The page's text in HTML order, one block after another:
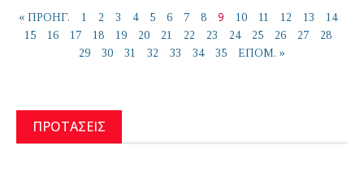
« ΠΡΟΗΓ. 1 2 3 4 5 6 7 8 9 10 11 12 13
14
15
16 17 18 19 20 21 22 23 24 25 26 27
28
29
30 31 32 33 34 35 ΕΠΟΜ. »
ΠΡΟΤΑΣΕΙΣ